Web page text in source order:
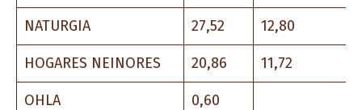
NATURGIA 27,52 12,80
HOGARES NEINORES 20,86 11,72
OHLA 0,60